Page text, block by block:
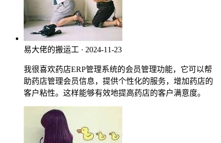
易大佬的搬运工 · 2024-11-23
我很喜欢药店ERP管理系统的会员管理功能，它可以帮
助药店管理会员信息，提供个性化的服务，增加药店的
客户粘性。这样能够有效地提高药店的客户满意度。